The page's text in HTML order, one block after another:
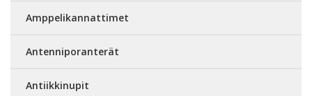
Amppelikannattimet
Antenniporanterät
Antiikkinupit